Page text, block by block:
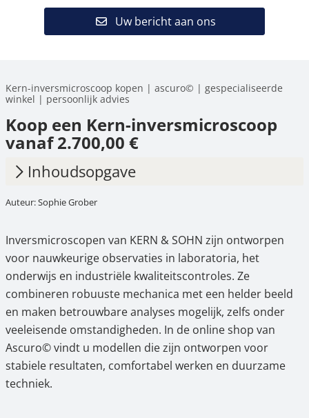
Uw bericht aan ons
Kern-inversmicroscoop kopen | ascuro© | gespecialiseerde
winkel | persoonlijk advies
Koop een Kern-inversmicroscoop
vanaf 2.700,00 €
Inhoudsopgave
1. Wat is een inversmicroscoop?
2. Typische toepassingsgebieden van
inversiemicroscopen
3. Voordelen van de inversiemicroscopen van
KERN
4. Overzicht van de series – OCM, OLE, OLF en
OLM in vergelijking
5. Ascuro© – Uw gespecialiseerde dealer voor
KERN & SOHN inversiemicroscopen
Auteur: Sophie Grober
Inversmicroscopen van KERN & SOHN zijn ontworpen
voor nauwkeurige observaties in laboratoria, het
onderwijs en industriële kwaliteitscontroles. Ze
combineren robuuste mechanica met een helder beeld
en maken betrouwbare analyses mogelijk, zelfs onder
veeleisende omstandigheden. In de online shop van
Ascuro© vindt u modellen die zijn ontworpen voor
stabiele resultaten, comfortabel werken en duurzame
techniek.